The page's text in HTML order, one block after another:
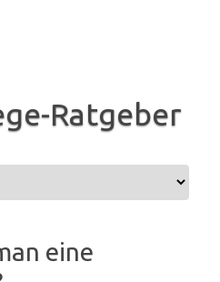
Ratgeber
eine